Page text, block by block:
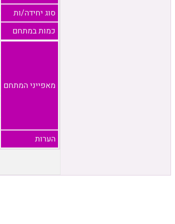
סוג יחידה/ות
כמות במתחם
מאפייני המתחם
הערות